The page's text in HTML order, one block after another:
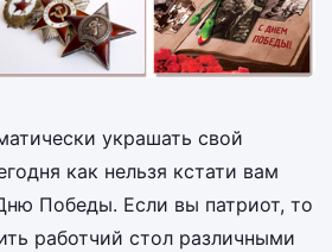
украшать свой
как нельзя кстати вам
Победы. Если вы патриот, то
работчий стол различными